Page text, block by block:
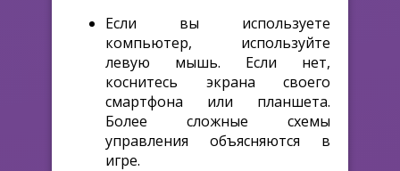
Если вы используете
компьютер, используйте
левую мышь. Если нет,
коснитесь экрана своего
смартфона или планшета.
Более сложные схемы
управления объясняются в
игре.